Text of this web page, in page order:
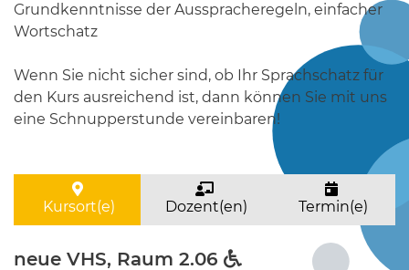
Grundkenntnisse der Ausspracheregeln, einfacher
Wortschatz
Wenn Sie nicht sicher sind, ob Ihr Sprachschatz für
den Kurs ausreichend ist, dann können Sie mit uns
eine Schnupperstunde vereinbaren!
Kursort(e) Dozent(en) Termin(e)
neue VHS, Raum 2.06